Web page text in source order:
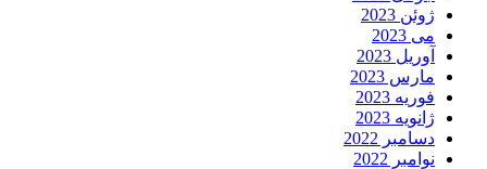
ژوئن 2023
می 2023
آوریل 2023
مارس 2023
فوریه 2023
ژانویه 2023
دسامبر 2022
نوامبر 2022